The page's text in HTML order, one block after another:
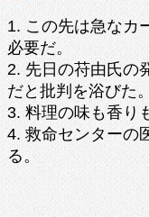
1. この先は急なカ
必要だ。
2. 先日の苻由氏の
だと批判を浴びた。
3. 料理の味も香り
4. 救命センターの
る。